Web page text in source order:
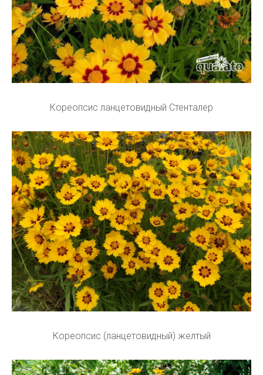
Кореопсис ланцетовидный Стенталер
Кореопсис (ланцетовидный) желтый